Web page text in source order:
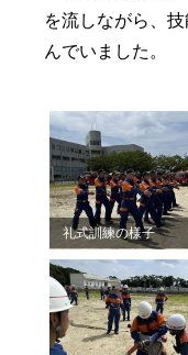
を流しながら、
んでいました。
礼式訓練の様子